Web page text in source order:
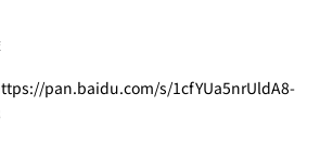
pan.baidu.com/s/1cfYUa5nrUldA8-